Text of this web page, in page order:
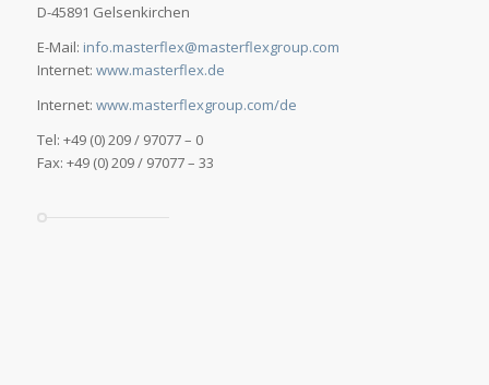
D-45891 Gelsenkirchen
E-Mail: info.masterflex@masterflexgroup.com
Internet: www.masterflex.de
Internet: www.masterflexgroup.com/de
Tel: +49 (0) 209 / 97077 – 0
Fax: +49 (0) 209 / 97077 – 33